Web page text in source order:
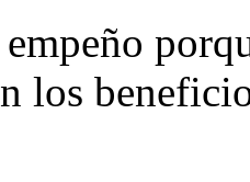
los